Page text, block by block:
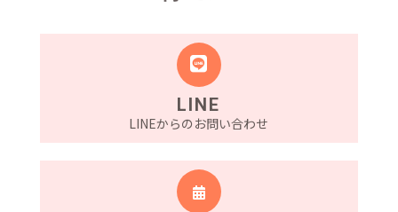
LINE
LINEからのお問い合わせ